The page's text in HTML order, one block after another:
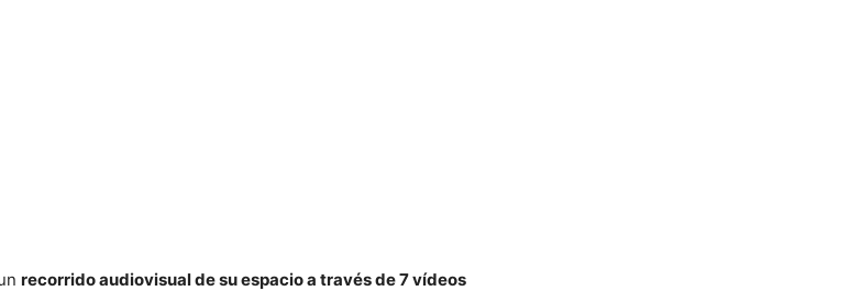
recorrido audiovisual de su espacio a través de 7 vídeos